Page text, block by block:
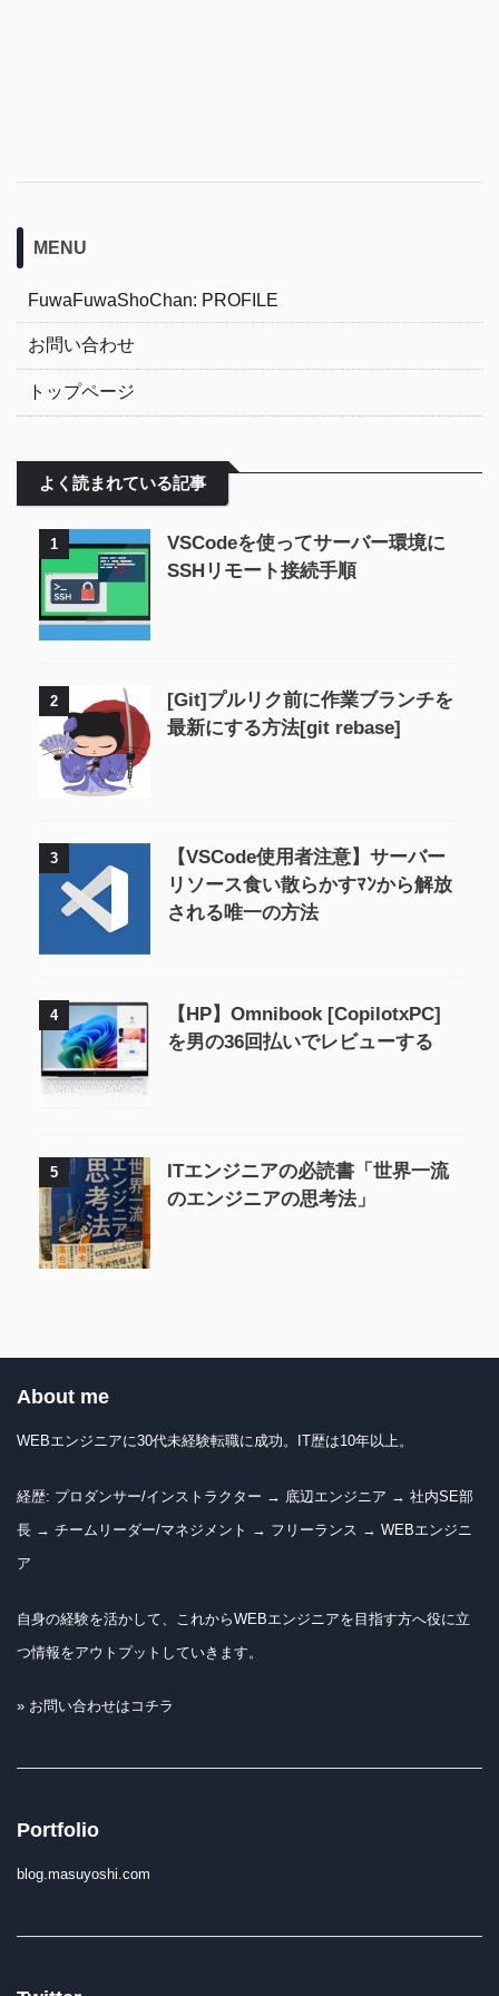
MENU
FuwaFuwaShoChan: PROFILE
お問い合わせ
トップページ
よく読まれている記事
1
VSCodeを使ってサーバー環境に
SSHリモート接続手順
2
[Git]プルリク前に作業ブランチを
最新にする方法[git rebase]
3
【VSCode使用者注意】サーバー
リソース食い散らかすﾏﾝから解放
される唯一の方法
4
【HP】Omnibook [CopilotxPC]
を男の36回払いでレビューする
5
ITエンジニアの必読書「世界一流
のエンジニアの思考法」
About me
WEBエンジニアに30代未経験転職に成功。IT歴は10年以上。
経歴: プロダンサー/インストラクター → 底辺エンジニア → 社内SE部
長 → チームリーダー/マネジメント → フリーランス → WEBエンジニ
ア
自身の経験を活かして、これからWEBエンジニアを目指す方へ役に立
つ情報をアウトプットしていきます。
» お問い合わせはコチラ
Portfolio
blog.masuyoshi.com